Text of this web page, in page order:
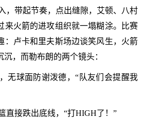
，带起节奏，点出缝隙，艾顿、八村
来火箭的进攻组织就一塌糊涂。比赛
：卢卡和里夫斯场边谈笑风生，火箭
，而勒布朗的两个镜头：
球面防谢泼德，“队友们会提醒我
接跌出底线，“打HIGH了！”